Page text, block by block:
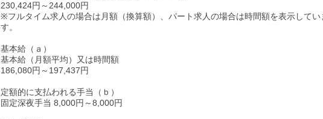
230,424円～244,000円
※フルタイム求人の場合は月額（換算額）、パート求人の場合は時間額を表示してい
す。
基本給（ａ）
基本給（月額平均）又は時間額
186,080円～197,437円
定額的に支払われる手当（ｂ）
固定深夜手当 8,000円～8,000円